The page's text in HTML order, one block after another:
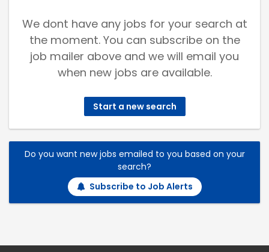
We dont have any jobs for your search at
the moment. You can subscribe on the
job mailer above and we will email you
when new jobs are available.
Start a new search
Do you want new jobs emailed to you based on your
search?
Subscribe to Job Alerts